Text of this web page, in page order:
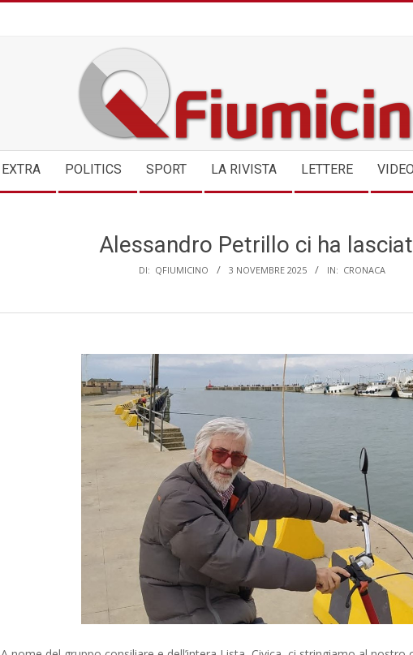
QFIUMICINO.COM
EXTRA POLITICS SPORT LA RIVISTA LETTERE VIDEO
Alessandro Petrillo ci ha
DI: QFIUMICINO 3 NOVEMBRE 2025 IN: CRONACA